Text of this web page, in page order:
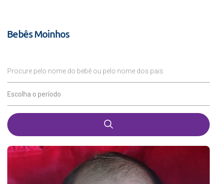
Bebês Moinhos
Procure pelo nome do bebê ou pelo nome dos pais
Escolha o período